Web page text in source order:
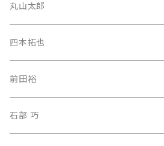
丸山太郎
四本拓也
前田裕
石部 巧